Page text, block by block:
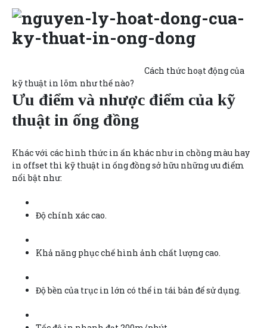
Cách thức hoạt động của
kỹ thuật in lõm như thế nào?
Ưu điểm và nhược điểm của kỹ
thuật in ống đồng
Khác với các hình thức in ấn khác như in chồng màu hay
in offset thì kỹ thuật in ống đồng sở hữu những ưu điểm
nổi bật như:
Độ chính xác cao.
Khả năng phục chế hình ảnh chất lượng cao.
Độ bền của trục in lớn có thể in tái bản để sử dụng.